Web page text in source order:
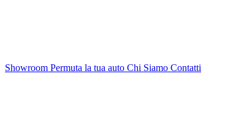
Showroom Permuta la tua auto Chi Siamo Contatti